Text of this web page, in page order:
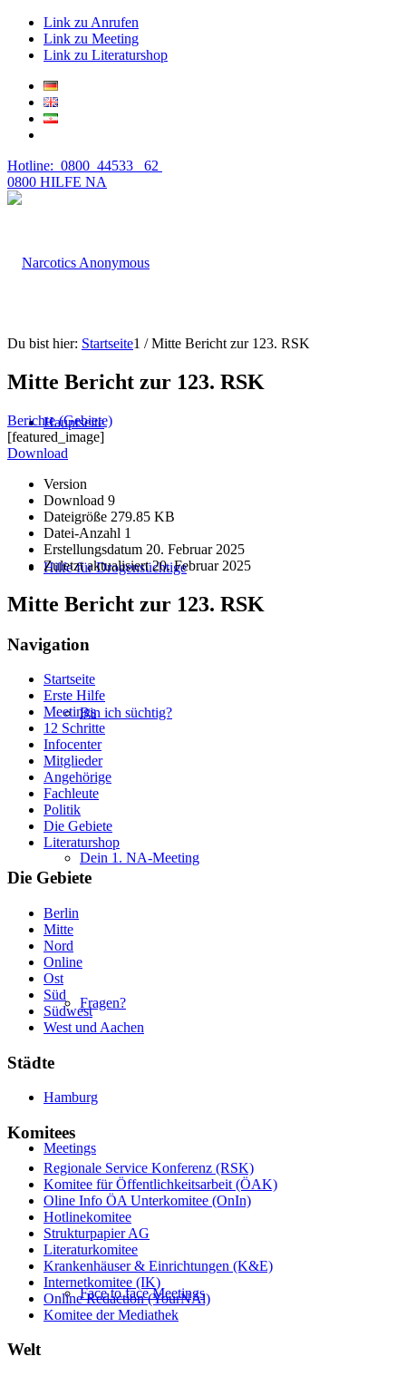
Link zu Anrufen
Link zu Meeting
Link zu Literaturshop
Hotline: 0800 44533 62
0800 HILFE NA
Hauptseite
Hilfe für Drogensüchtige
Bin ich süchtig?
Dein 1. NA-Meeting
Fragen?
Meetings
Face to face Meetings
Du bist hier: Startseite1 / Mitte Bericht zur 123. RSK
Mitte Bericht zur 123. RSK
Berichte (Gebiete)
[featured_image]
Download
Version
Download 9
Dateigröße 279.85 KB
Datei-Anzahl 1
Erstellungsdatum 20. Februar 2025
Zuletzt aktualisiert20. Februar 2025
Mitte Bericht zur 123. RSK
Navigation
Startseite
Erste Hilfe
Meetings
12 Schritte
Infocenter
Mitglieder
Angehörige
Fachleute
Politik
Die Gebiete
Literaturshop
Die Gebiete
Berlin
Mitte
Nord
Online
Ost
Süd
Südwest
West und Aachen
Städte
Hamburg
Komitees
Regionale Service Konferenz (RSK)
Komitee für Öffentlichkeitsarbeit (ÖAK)
Oline Info ÖA Unterkomitee (OnIn)
Hotlinekomitee
Strukturpapier AG
Literaturkomitee
Krankenhäuser & Einrichtungen (K&E)
Internetkomitee (IK)
Online Redaction (YourNAl)
Komitee der Mediathek
Welt